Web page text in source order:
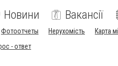
Новини Вакансії
Фотоотчеты Нерухомість Карта
- ответ